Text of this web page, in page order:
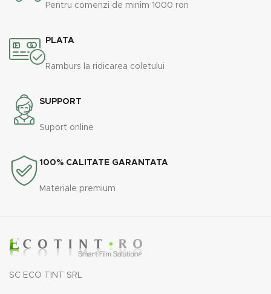
Pentru comenzi de minim 1000 ron
PLATA
Ramburs la ridicarea coletului
SUPPORT
Suport online
100% CALITATE GARANTATA
Materiale premium
SC ECO TINT SRL